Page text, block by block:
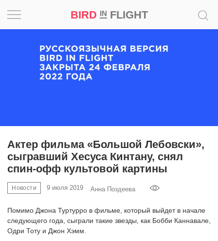
BIRD INFLIGHT
Актер фильма «Большой Лебовски»,
сыгравший Хесуса Кинтану, снял
спин-офф культовой картины
Новости 9 июля 2019 Анна Поздеева
Помимо Джона Туртурро в фильме, который выйдет в начале
следующего года, сыграли такие звезды, как Бобби Каннавале,
Одри Тоту и Джон Хэмм.